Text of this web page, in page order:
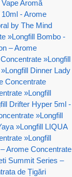
Aromă
10ml - Arome
by The Mind
»Longfill Bombo -
– Arome
»Longfill
»Longfill Dinner Lady
Concentrate
»Longfill
Drifter Hyper 5ml -
»Longfill
»Longfill LIQUA
»Longfill
Arome Concentrate
Summit Series –
de Țigări